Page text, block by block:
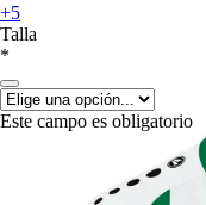
+5
Talla
*
Este campo es obligatorio